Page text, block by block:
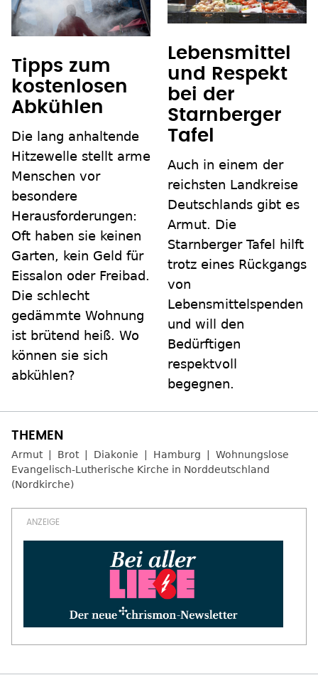
Tipps zum
kostenlosen
Abkühlen
Die lang anhaltende
Hitzewelle stellt arme
Menschen vor
besondere
Herausforderungen:
Oft haben sie keinen
Garten, kein Geld für
Eissalon oder Freibad.
Die schlecht
gedämmte Wohnung
ist brütend heiß. Wo
können sie sich
abkühlen?
Lebensmittel
und Respekt
bei der
Starnberger
Tafel
Auch in einem der
reichsten Landkreise
Deutschlands gibt es
Armut. Die
Starnberger Tafel hilft
trotz eines Rückgangs
von
Lebensmittelspenden
und will den
Bedürftigen
respektvoll
begegnen.
Armut Brot Diakonie Hamburg
Wohnungslose
Evangelisch-Lutherische Kirche in Norddeutschland
(Nordkirche)